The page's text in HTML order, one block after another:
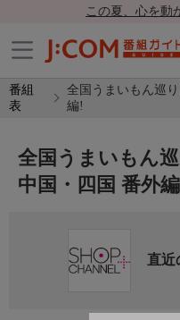
この夏、心を動
番組
表
全国うまいもん巡
編!
全国うまいもん
中国・四国 番外
直近